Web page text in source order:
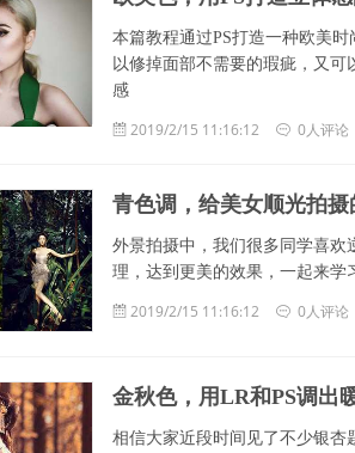
本篇教程通过PS打造一种欧美
以修掉面部不需要的瑕疵，又
感
2019/2/15 11:16:12 0人评论
青色调，给美女顺光拍
外景拍摄中，我们很多同学喜欢
理，达到更美的效果，一起来学
2019/2/15 11:16:12 0人评论
金秋色，用LR和PS调出
相信大家近段时间见了不少银杏